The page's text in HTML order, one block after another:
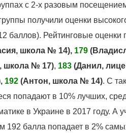
с 2-х разовым
получили оценки
баллов). Рейтинговые
школа № 14), 179
школа № 17), 183 (Данил,
, 192 (Антон, школа № 14). С
попадают в 10% лучших,
в Украине в 2017 году. А
192 балла попадает в 2%